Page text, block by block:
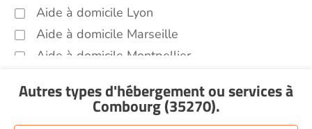
Aide à domicile Lyon
Aide à domicile Marseille
Aide à domicile Montpellier
Aide à domicile Nice
Aide à domicile Nîmes
Autres types d'hébergement ou servicesà
Combourg (35270).